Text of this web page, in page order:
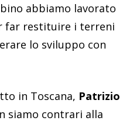
abbiamo lavorato
far restituire i terreni
lo sviluppo con
in Toscana, Patrizio
siamo contrari alla